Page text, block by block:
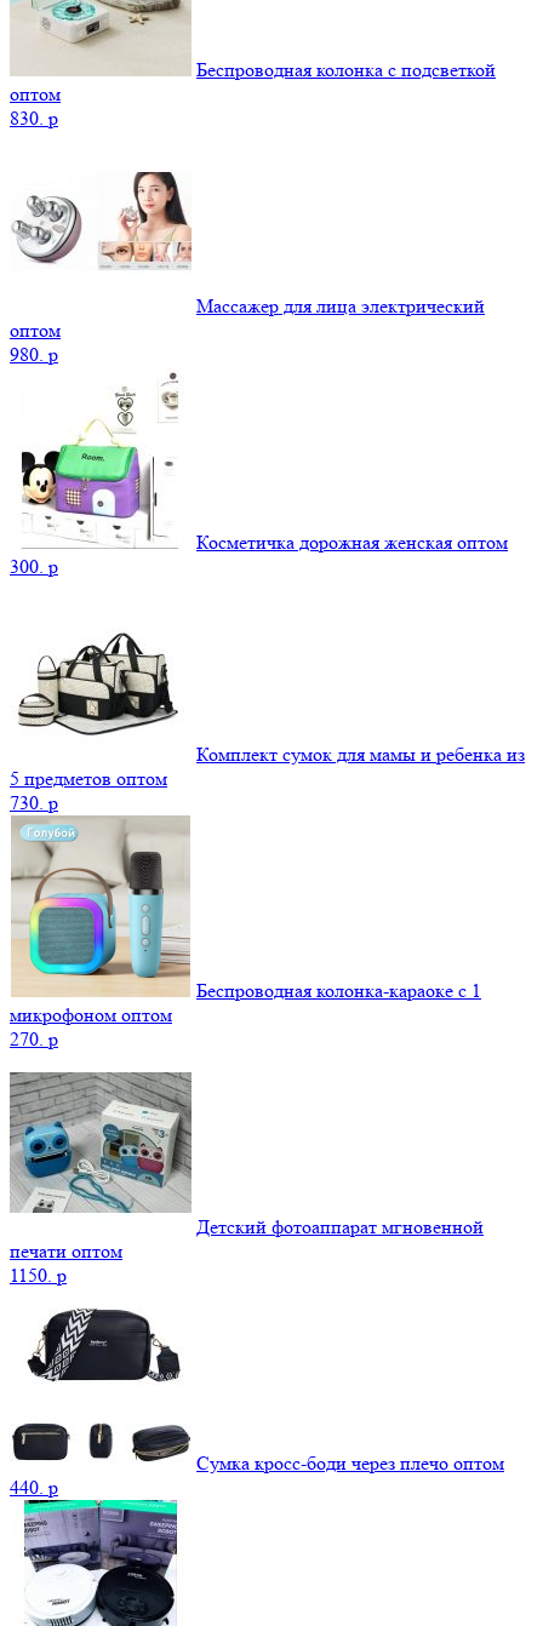
Беспроводная колонка с подсветкой
оптом
830. p
Массажер для лица электрический
оптом
980. p
Косметичка дорожная женская оптом
300. p
Комплект сумок для мамы и ребенка из
5 предметов оптом
730. p
Беспроводная колонка-караоке с 1
микрофоном оптом
270. p
Детский фотоаппарат мгновенной
печати оптом
1150. p
Сумка кросс-боди через плечо оптом
440. p